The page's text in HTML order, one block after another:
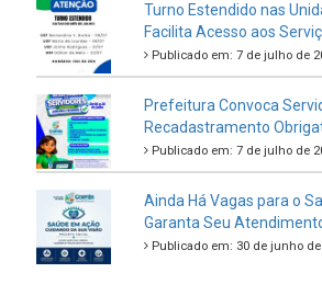
Turno Estendido nas
Facilita Acesso aos
Publicado em: 7 de julho de
Prefeitura Convoca
Recadastramento
Publicado em: 7 de julho de
Ainda Há Vagas para o
Garanta Seu
Publicado em: 30 de junho de